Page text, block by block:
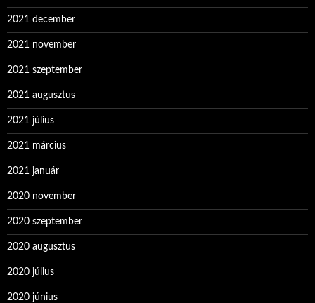
2021 december
2021 november
2021 szeptember
2021 augusztus
2021 július
2021 március
2021 január
2020 november
2020 szeptember
2020 augusztus
2020 július
2020 június